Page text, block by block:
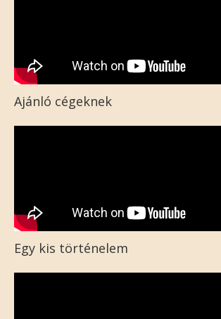
Ajánló cégeknek
Egy kis történelem